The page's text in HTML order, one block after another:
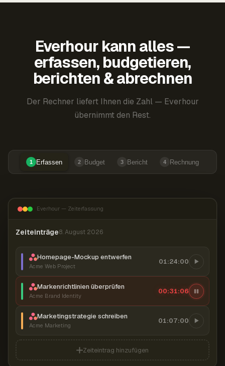
Everhour kann alles —
erfassen, budgetieren,
berichten & abrechnen
Der Rechner liefert Ihnen die Zahl — Everhour
übernimmt den Rest.
1 Erfassen 2 Budget 3 Bericht 4 Rechnung
Everhour — Zeiterfassung
Zeiteinträge8. August 2026
Homepage-Mockup entwerfen
Acme Web Project
01:24:00
Markenrichtlinien überprüfen
Acme Brand Identity
00:31:07
Marketingstrategie schreiben
Acme Marketing
01:07:00
Zeiteintrag hinzufügen